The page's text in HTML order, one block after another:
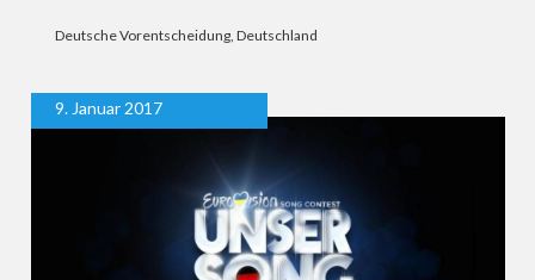
Deutsche Vorentscheidung, Deutschland
9. Januar 2017